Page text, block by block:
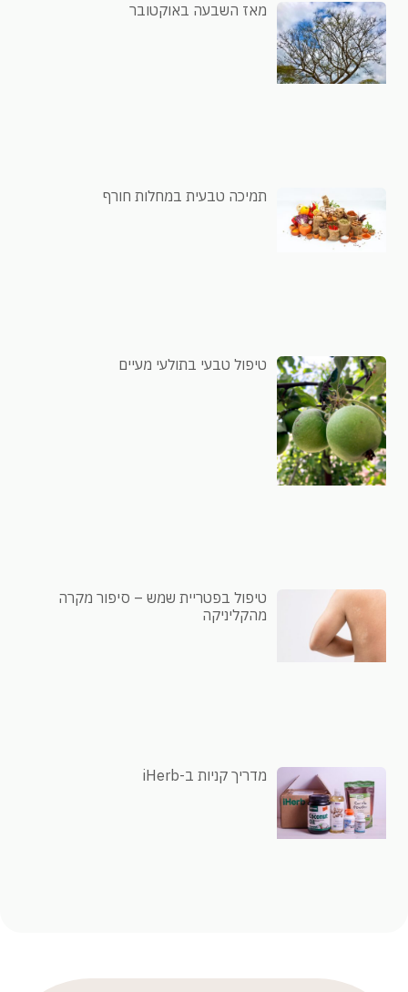
מאז השבעה באוקטובר
תמיכה טבעית במחלות חורף
טיפול טבעי בתולעי מעיים
טיפול בפטריית שמש – סיפור מקרה
מהקליניקה
מדריך קניות ב-iHerb